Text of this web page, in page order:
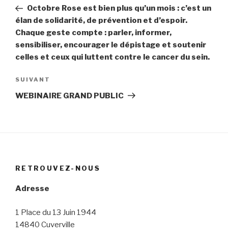
l’article
précédent
Octobre Rose est bien plus qu’un mois : c’est un
élan de solidarité, de prévention et d’espoir.
Chaque geste compte : parler, informer,
sensibiliser, encourager le dépistage et soutenir
celles et ceux qui luttent contre le cancer du sein.
Article
suivant
SUIVANT
WEBINAIRE GRAND PUBLIC
RETROUVEZ-NOUS
Adresse
1 Place du 13 Juin 1944
14840 Cuverville